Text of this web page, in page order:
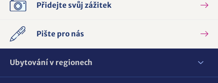
Přidejte svůj zážitek
Pište pro nás
Ubytování v regionech